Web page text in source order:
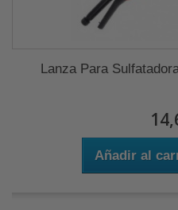
Lanza Para
Añadir al